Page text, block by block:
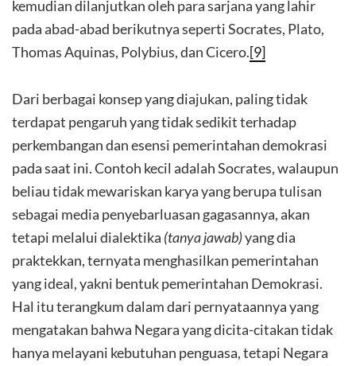
kemudian dilanjutkan oleh para sarjana yang lahir
pada abad-abad berikutnya seperti Socrates, Plato,
Thomas Aquinas, Polybius, dan Cicero.[9]
Dari berbagai konsep yang diajukan, paling tidak
terdapat pengaruh yang tidak sedikit terhadap
perkembangan dan esensi pemerintahan demokrasi
pada saat ini. Contoh kecil adalah Socrates, walaupun
beliau tidak mewariskan karya yang berupa tulisan
sebagai media penyebarluasan gagasannya, akan
tetapi melalui dialektika (tanya jawab)yang dia
praktekkan, ternyata menghasilkan pemerintahan
yang ideal, yakni bentuk pemerintahan Demokrasi.
Hal itu terangkum dalam dari pernyataannya yang
mengatakan bahwa Negara yang dicita-citakan tidak
hanya melayani kebutuhan penguasa, tetapi Negara